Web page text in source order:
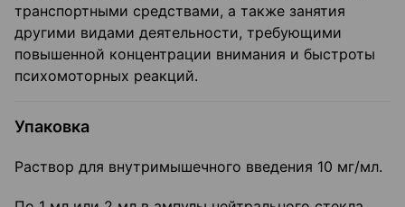
транспортными средствами, а также занятия
другими видами деятельности, требующими
повышенной концентрации внимания и быстроты
психомоторных реакций.
Упаковка
Раствор для внутримышечного введения 10 мг/мл.